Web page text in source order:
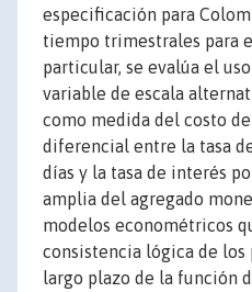
especificación para
tiempo trimestrales para
particular, se evalúa el
variable de escala
como medida del costo
diferencial entre la tasa
días y la tasa de interés
amplia del agregado
modelos econométricos
consistencia lógica de
largo plazo de la función